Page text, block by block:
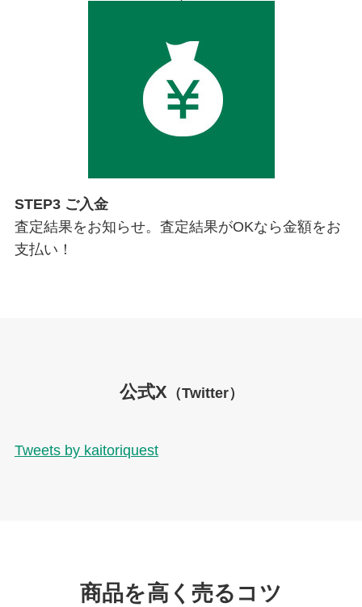
STEP3 ご入金
査定結果をお知らせ。査定結果がOKなら金額をお
支払い！
公式X （Twitter）
Tweets by kaitoriquest
商品を高く売るコツ